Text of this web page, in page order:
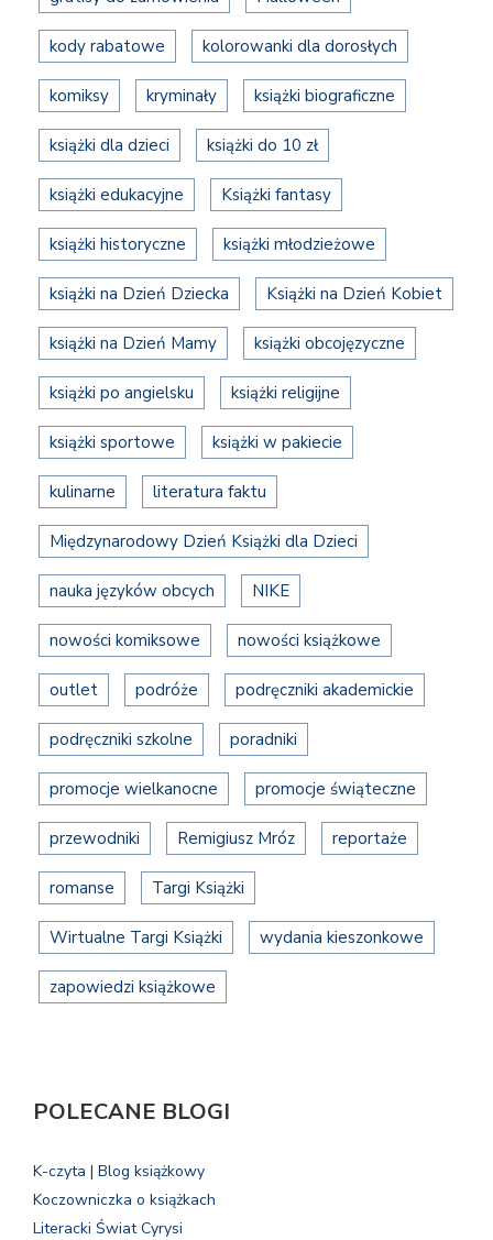
kody rabatowe kolorowanki dla dorosłych
komiksy kryminały książki biograficzne
książki dla dzieci książki do 10 zł
książki edukacyjne Książki fantasy
książki historyczne książki młodzieżowe
książki na Dzień Dziecka Książki na Dzień Kobiet
książki na Dzień Mamy książki obcojęzyczne
książki po angielsku książki religijne
książki sportowe książki w pakiecie
kulinarne literatura faktu
Międzynarodowy Dzień Książki dla Dzieci
nauka języków obcych NIKE
nowości komiksowe nowości książkowe
outlet podróże podręczniki akademickie
podręczniki szkolne poradniki
promocje wielkanocne promocje świąteczne
przewodniki Remigiusz Mróz reportaże
romanse Targi Książki
Wirtualne Targi Książki wydania kieszonkowe
zapowiedzi książkowe
POLECANE BLOGI
K-czyta | Blog książkowy
Koczowniczka o książkach
Literacki Świat Cyrysi